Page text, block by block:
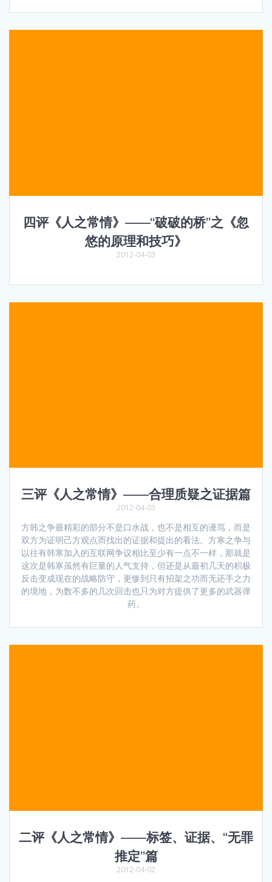
四评《人之常情》——“破破的桥”之《忽
悠的原理和技巧》
2012-04-03
三评《人之常情》——合理质疑之证据篇
2012-04-03
方韩之争最精彩的部分不是口水战，也不是相互的谩骂，而是
双方为证明己方观点而找出的证据和提出的看法。方寒之争与
以往有韩寒加入的互联网争议相比至少有一点不一样，那就是
这次是韩寒虽然有巨量的人气支持，但还是从最初几天的积极
反击变成现在的战略防守，更惨到只有招架之功而无还手之力
的境地，为数不多的几次回击也只为对方提供了更多的武器弹
药。
二评《人之常情》——标签、证据、“无罪
推定”篇
2012-04-02